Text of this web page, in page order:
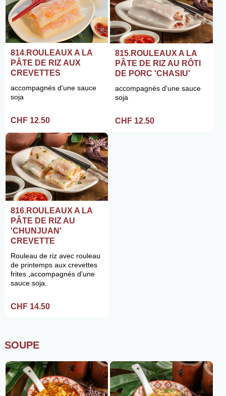
814.ROULEAUX A LA
PÂTE DE RIZ AUX
CREVETTES
accompagnés d'une sauce
soja
CHF 12.50
815.ROULEAUX A LA
PÂTE DE RIZ AU RÔTI
DE PORC 'CHASIU'
accompagnés d'une sauce
soja
CHF 12.50
816.ROULEAUX A LA
PÂTE DE RIZ AU
'CHUNJUAN'
CREVETTE
Rouleau de riz avec rouleau
de printemps aux crevettes
frites ,accompagnés d'une
sauce soja.
CHF 14.50
SOUPE